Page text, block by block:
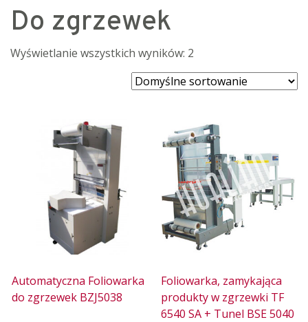
Do zgrzewek
Wyświetlanie wszystkich wyników: 2
Automatyczna Foliowarka
do zgrzewek BZJ5038
Foliowarka, zamykająca
produkty w zgrzewki TF
6540 SA + Tunel BSE 5040